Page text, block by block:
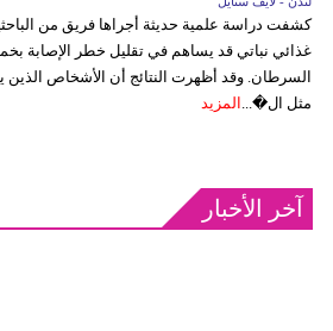
كشفت دراسة علمية حديثة أجراها فريق من
غذائي نباتي قد يساهم في تقليل خطر الإصابة
السرطان. وقد أظهرت النتائج أن الأشخاص الذين
مثل ال�... المزيد
آخر الأخبار